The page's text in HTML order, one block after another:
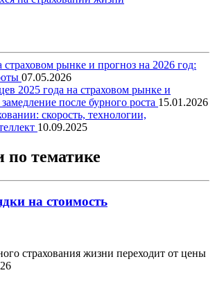
страховом рынке и прогноз на 2026 год:
07.05.2026
2025 года на страховом рынке и
после бурного роста 15.01.2026
скорость, технологии,
10.09.2025
тематике
на стоимость
страхования жизни переходит от цены